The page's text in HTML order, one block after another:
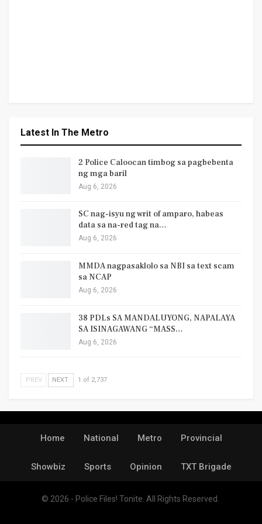
Latest In The Metro
2 Police Caloocan timbog sa pagbebenta
ng mga baril
Aug 6, 2026
SC nag-isyu ng writ of amparo, habeas
data sa na-red tag na…
Aug 6, 2026
MMDA nagpasaklolo sa NBI sa text scam
sa NCAP
Aug 6, 2026
38 PDLs SA MANDALUYONG, NAPALAYA
SA ISINAGAWANG “MASS…
Aug 6, 2026
PREV NEXT 1 of 2,737
Home National Metro Provincial
Showbiz Sports Opinion TXT Brigade
© 2026 - Police Files! Tonite. All Rights Reserved.